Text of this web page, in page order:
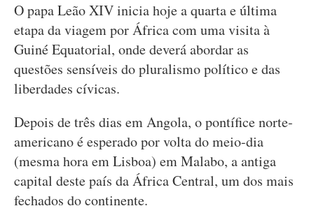
O papa Leão XIV inicia hoje a quarta e última
etapa da viagem por África com uma visita à
Guiné Equatorial, onde deverá abordar as
questões sensíveis do pluralismo político e das
liberdades cívicas.
Depois de três dias em Angola, o pontífice norte-
americano é esperado por volta do meio-dia
(mesma hora em Lisboa) em Malabo, a antiga
capital deste país da África Central, um dos mais
fechados do continente.